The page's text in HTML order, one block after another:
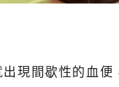
現間歇性的血